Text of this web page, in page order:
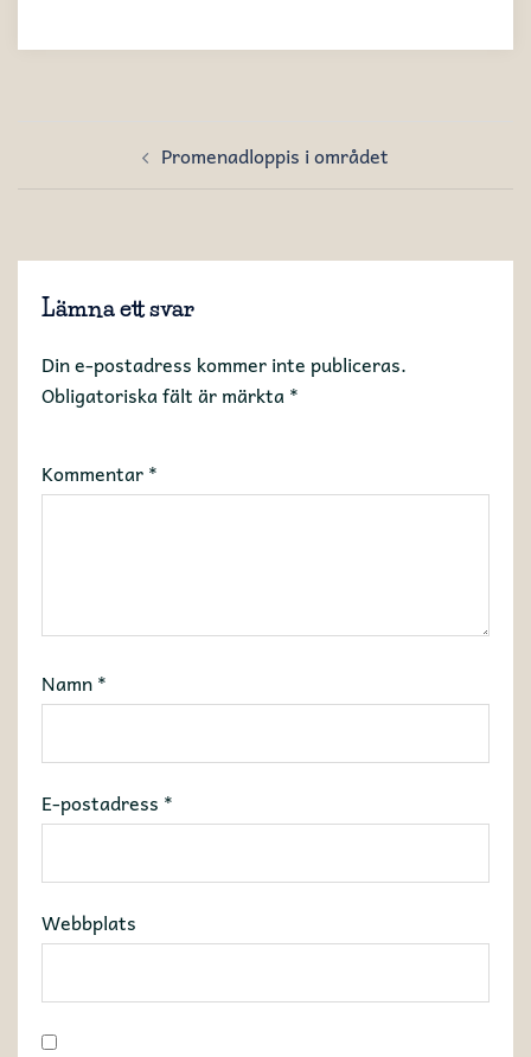
Promenadloppis i området
Lämna ett svar
Din e-postadress kommer inte publiceras.
Obligatoriska fält är märkta*
Kommentar*
Namn*
E-postadress *
Webbplats